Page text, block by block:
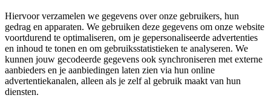
Hiervoor verzamelen we gegevens over onze gebruikers, hun
gedrag en apparaten. We gebruiken deze gegevens om onze website
voortdurend te optimaliseren, om je gepersonaliseerde advertenties
en inhoud te tonen en om gebruiksstatistieken te analyseren. We
kunnen jouw gecodeerde gegevens ook synchroniseren met externe
aanbieders en je aanbiedingen laten zien via hun online
advertentiekanalen, alleen als je zelf al gebruik maakt van hun
diensten.